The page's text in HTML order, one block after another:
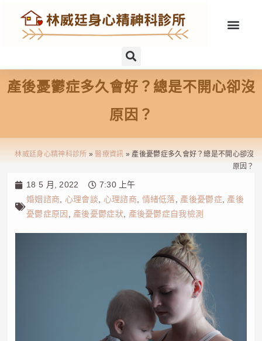
產後憂鬱症多久會好？總是不開心卻沒
原因？
林威廷身心精神科診所 »醫療資訊 » 產後憂鬱症多久會好？總是不開心卻沒
原因？
18 5 月, 2022
7:30 上午
婚姻諮商
心理會談 心理諮商 情緒低落 產後憂鬱症, 產後
憂鬱症原因
產後憂鬱症狀, 產後憂鬱症自我檢測